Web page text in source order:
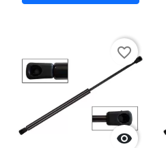

favorite_border